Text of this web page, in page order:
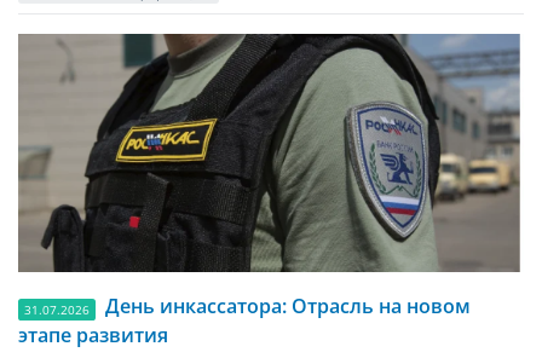
31.07.2026
День инкассатора: Отрасль на новом
этапе развития